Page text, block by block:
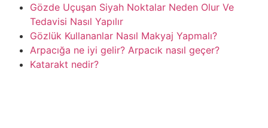
Gözde Uçuşan Siyah Noktalar Neden Olur Ve
Tedavisi Nasıl Yapılır
Gözlük Kullananlar Nasıl Makyaj Yapmalı?
Arpacığa ne iyi gelir? Arpacık nasıl geçer?
Katarakt nedir?